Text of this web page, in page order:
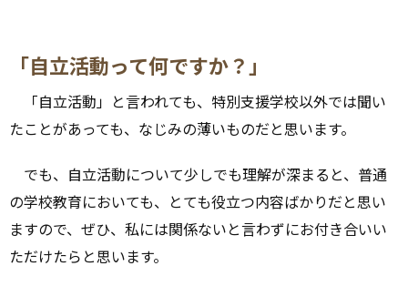
「自立活動って何ですか？」
「自立活動」と言われても、特別支援学校以外では聞い
たことがあっても、なじみの薄いものだと思います。
でも、自立活動について少しでも理解が深まると、普通
の学校教育においても、とても役立つ内容ばかりだと思い
ますので、ぜひ、私には関係ないと言わずにお付き合いい
ただけたらと思います。